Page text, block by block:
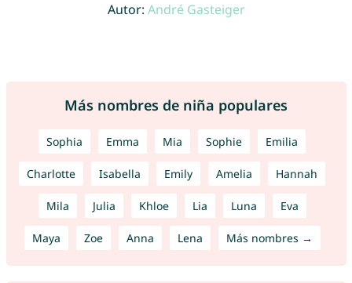
Autor: André Gasteiger
Más nombres de niña populares
Sophia Emma Mia Sophie Emilia
Charlotte Isabella Emily Amelia Hannah
Mila Julia Khloe Lia Luna Eva
Maya Zoe Anna Lena Más nombres →